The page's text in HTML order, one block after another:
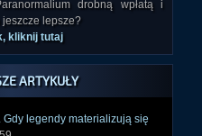
kliknij tutaj
ARTYKUŁY
legendy materializują się